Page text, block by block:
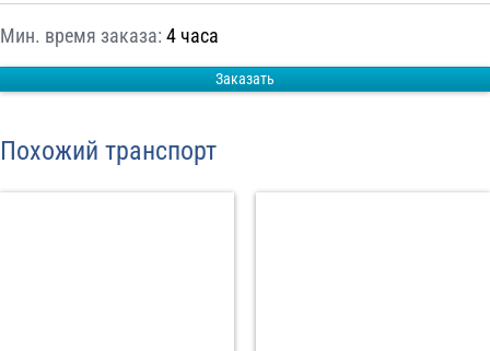
Мин. время заказа: 4 часа
Заказать
Похожий транспорт